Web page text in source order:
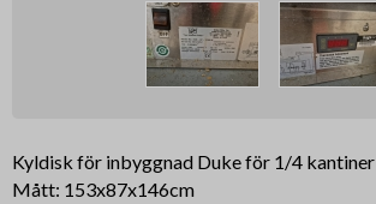
Kyldisk för inbyggnad Duke för 1/4 kantiner
Mått: 153x87x146cm